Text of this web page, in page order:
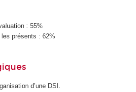
: 55%
présents : 62%
d’une DSI.